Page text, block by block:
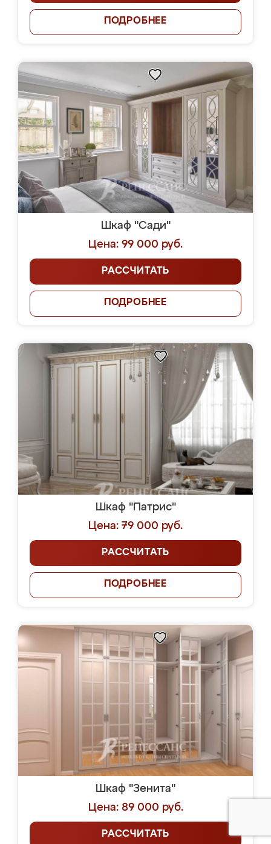
ПОДРОБНЕЕ
Шкаф "Сади"
Цена: 99 000 руб.
РАССЧИТАТЬ
ПОДРОБНЕЕ
Шкаф "Патрис"
Цена: 79 000 руб.
РАССЧИТАТЬ
ПОДРОБНЕЕ
Шкаф "Зенита"
Цена: 89 000 руб.
РАССЧИТАТЬ